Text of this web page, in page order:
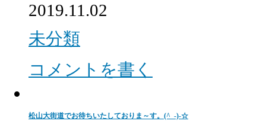
2019.11.02
未分類
コメントを書く
松山大街道でお待ちいたしておりま～す。(^_-)-☆